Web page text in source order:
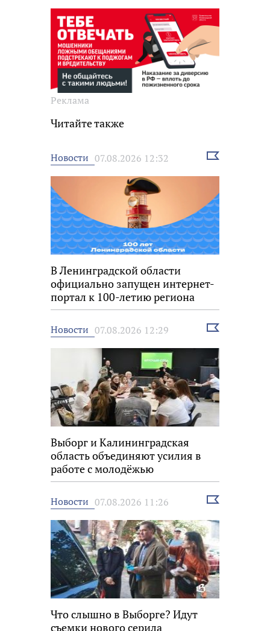
Реклама
Читайте также
Новости 07.08.2026 12:32
Выбрать
В Ленинградской области
официально запущен интернет-
портал к 100-летию региона
Новости 07.08.2026 12:29
Выбрать
Выборг и Калининградская
область объединяют усилия в
работе с молодёжью
Новости 07.08.2026 11:26
Выбрать
Что слышно в Выборге? Идут
съемки нового серила